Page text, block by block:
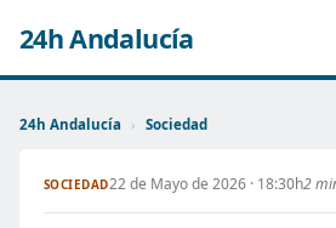
24h Andalucía
24h Andalucía › Sociedad
SOCIEDAD22 de Mayo de 2026 · 18:30h2